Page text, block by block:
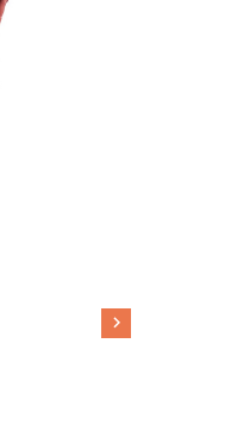
